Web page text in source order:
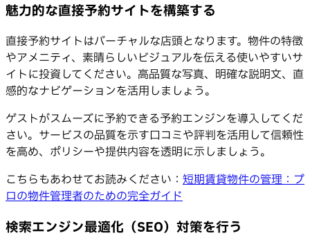
魅力的な直接予約サイトを構築する
直接予約サイトはバーチャルな店頭となります。物件の特徴
やアメニティ、素晴らしいビジュアルを伝える使いやすいサ
イトに投資してください。高品質な写真、明確な説明文、直
感的なナビゲーションを活用しましょう。
ゲストがスムーズに予約できる予約エンジンを導入してくだ
さい。サービスの品質を示す口コミや評判を活用して信頼性
を高め、ポリシーや提供内容を透明に示しましょう。
こちらもあわせてお読みください： 短期賃貸物件の管理：プ
ロの物件管理者のための完全ガイド
検索エンジン最適化（SEO）対策を行う